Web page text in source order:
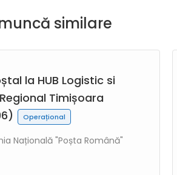
similare
la HUB Logistic si
Timișoara
Operațional
Națională "Poșta Română"